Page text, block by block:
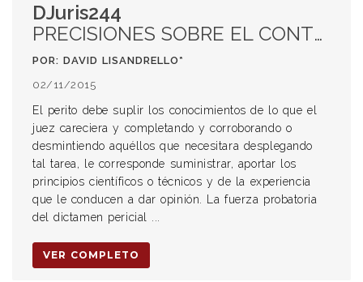
DJuris244
PRECISIONES SOBRE EL CONTROL DEL DICTAMEN PERICIAL EN EL PROCESO CIVIL SANTAFESINO
POR: DAVID LISANDRELLO*
02/11/2015
El perito debe suplir los conocimientos de lo que el
juez careciera y completando y corroborando o
desmintiendo aquéllos que necesitara desplegando
tal tarea, le corresponde suministrar, aportar los
principios científicos o técnicos y de la experiencia
que le conducen a dar opinión. La fuerza probatoria
del dictamen pericial ...
VER COMPLETO